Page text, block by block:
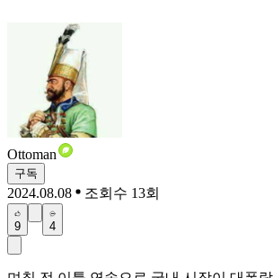
Ottoman
구독
2024.08.08 조회수 13회
9 4